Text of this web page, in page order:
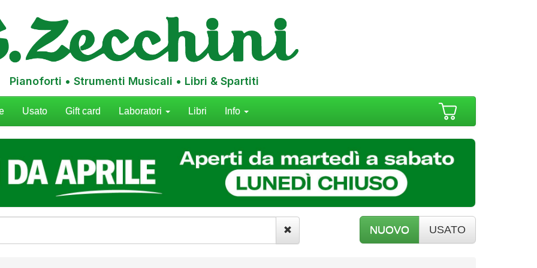
Pianoforti • Strumenti Musicali • Libri & Spartiti
Usato Gift card Laboratori Libri Info
NUOVO USATO